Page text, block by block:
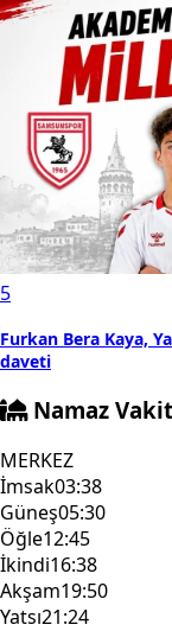
5
Furkan Bera Kaya,
daveti
Namaz
MERKEZ
İmsak03:38
Güneş05:30
Öğle12:45
İkindi16:38
Akşam19:50
Yatsı21:24